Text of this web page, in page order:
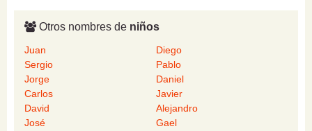
Otros nombres de niños
Juan
Diego
Sergio
Pablo
Jorge
Daniel
Carlos
Javier
David
Alejandro
José
Gael